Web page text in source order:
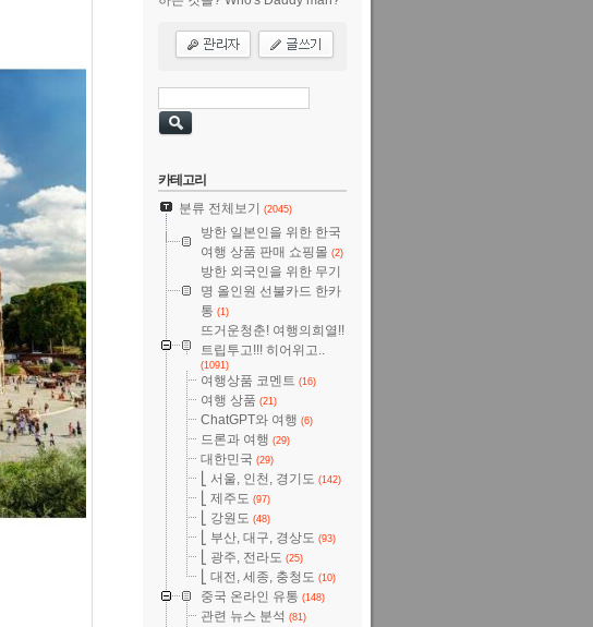
카테고리
분류 전체보기
(2045)
방한 일본인을 위한 한국
여행 상품 판매 쇼핑몰 (2)
방한 외국인을 위한 무기
명 올인원 선불카드 한카
통 (1)
뜨거운청춘! 여행의희열!!
트립투고!!! 히어위고..
(1091)
여행상품 코멘트 (16)
여행 상품 (21)
ChatGPT와 여행 (6)
드론과 여행 (29)
대한민국 (29)
⎣ 서울, 인천, 경기도 (142)
⎣ 제주도 (97)
⎣ 강원도 (48)
⎣ 부산, 대구, 경상도 (93)
⎣ 광주, 전라도 (25)
⎣ 대전, 세종, 충청도 (10)
중국 온라인 유통 (148)
관련 뉴스 분석 (81)